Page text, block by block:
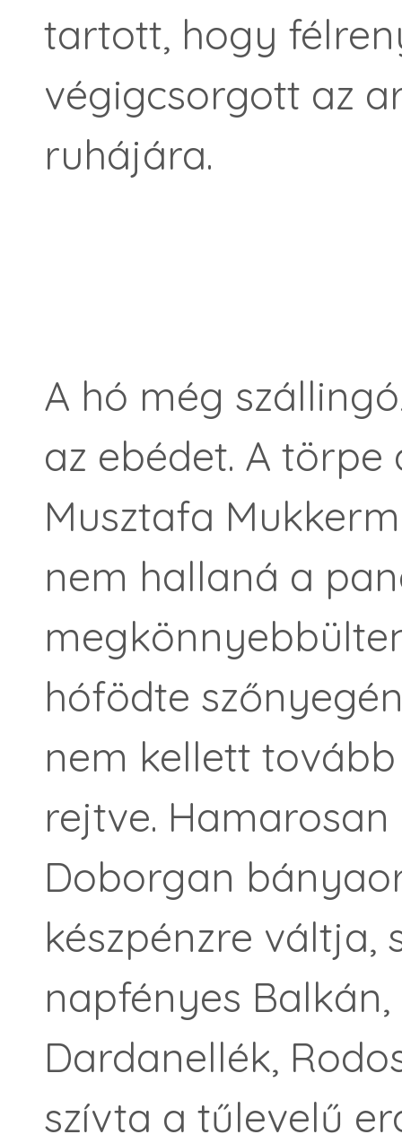
tartott, hogy
végigcsorgott az
ruhájára.
A hó még
az ebédet. A törpe
Musztafa
nem hallaná a
hófödte
nem kellett
rejtve.
Doborgan
készpénzre váltja,
napfényes Balkán,
Dardanellék,
szívta a tűlevelű